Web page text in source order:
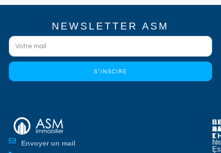
NEWSLETTER ASM
S'INSCIRE
Envoyer un mail